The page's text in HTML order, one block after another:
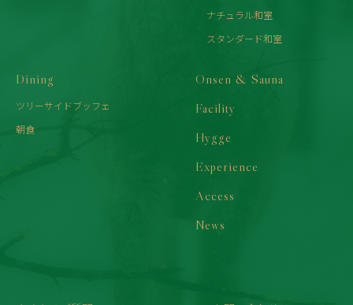
ナチュラル和室
スタンダード和室
Dining
ツリーサイドブッフェ
朝食
Onsen & Sauna
Facility
Hygge
Experience
Access
News